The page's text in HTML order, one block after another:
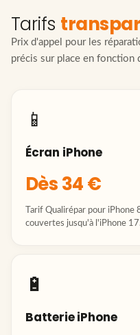
Tarifs
Prix d'appel pour les
précis sur place en fonction
📱
Écran iPhone
Dès 34 €
Tarif Qualirépar pour iPhone
couvertes jusqu'à l'iPhone
🔋
Batterie iPhone